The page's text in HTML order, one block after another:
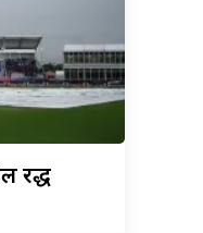
रद्ध